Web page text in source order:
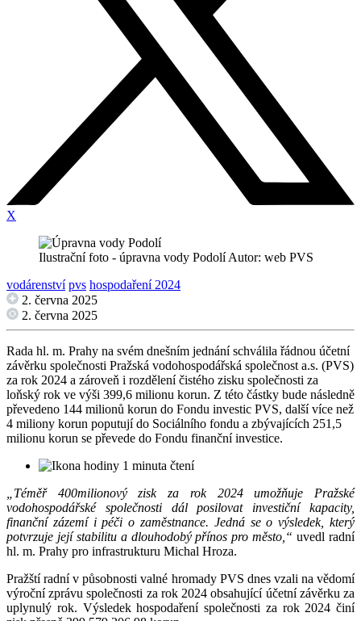
X
Ilustrační foto - úpravna vody Podolí Autor: web PVS
vodárenství pvs hospodaření 2024
2. června 2025
2. června 2025
Rada hl. m. Prahy na svém dnešním jednání schválila řádnou účetní
závěrku společnosti Pražská vodohospodářská společnost a.s. (PVS)
za rok 2024 a zároveň i rozdělení čistého zisku společnosti za
loňský rok ve výši 399,6 milionu korun. Z této částky bude následně
převedeno 144 milionů korun do Fondu investic PVS, další více než
4 miliony korun poputují do Sociálního fondu a zbývajících 251,5
milionu korun se převede do Fondu finanční investice.
1 minuta čtení
„Téměř 400milionový zisk za rok 2024 umožňuje Pražské
vodohospodářské společnosti dál posilovat investiční kapacity,
finanční zázemí i péči o zaměstnance. Jedná se o výsledek, který
potvrzuje její stabilitu a dlouhodobý přínos pro město,“ uvedl radní
hl. m. Prahy pro infrastrukturu Michal Hroza.
Pražští radní v působnosti valné hromady PVS dnes vzali na vědomí
výroční zprávu společnosti za rok 2024 obsahující účetní závěrku za
uplynulý rok. Výsledek hospodaření společnosti za rok 2024 činí